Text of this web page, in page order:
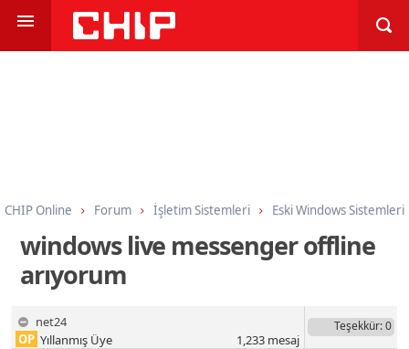
CHIP Online Forum İşletim Sistemleri Eski Windows Sistemleri
windows live messenger offline
arıyorum
net24
OP Yıllanmış Üye
Teşekkür: 0
1,233mesaj